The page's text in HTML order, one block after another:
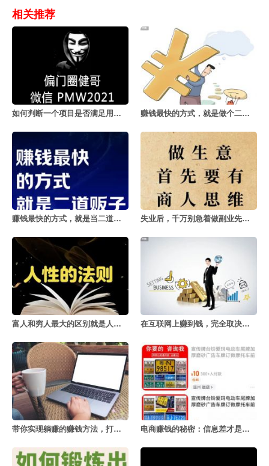
相关推荐
如何判断一个项目是否满足用户的真实需求 赚钱最快的方式，就是做个二道贩子
赚钱最快的方式，就是当二道贩子 失业后，千万别急着做副业先理清思路
富人和穷人最大的区别就是人性的把控 在互联网上赚到钱，完全取决于这几件事
带你实现躺赚的赚钱方法，打开你的认知 电商赚钱的秘密：信息差才是王道